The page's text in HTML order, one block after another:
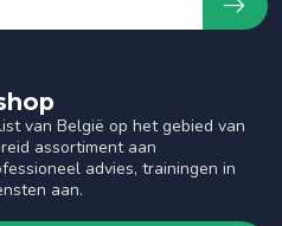
van België op het gebied van
assortiment aan
advies, trainingen in
aan.